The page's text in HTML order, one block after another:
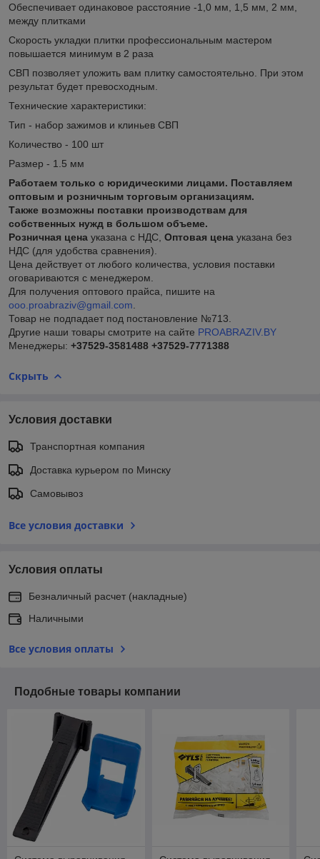
Обеспечивает одинаковое расстояние -1,0 мм, 1,5 мм, 2 мм,
между плитками
Скорость укладки плитки профессиональным мастером
повышается минимум в 2 раза
СВП позволяет уложить вам плитку самостоятельно. При этом
результат будет превосходным.
Технические характеристики:
Тип - набор зажимов и клиньев СВП
Количество - 100 шт
Размер - 1.5 мм
Работаем только с юридическими лицами. Поставляем
оптовым и розничным торговым организациям.
Также возможны поставки производствам для
собственных нужд в большом объеме.
Розничная цена указана с НДС, Оптовая цена указана без
НДС (для удобства сравнения).
Цена действует от любого количества, условия поставки
оговариваются с менеджером.
Для получения оптового прайса, пишите на
ooo.proabraziv@gmail.com
Товар не подпадает под постановление №713.
Другие наши товары смотрите на сайте PROABRAZIV.BY
Менеджеры: +37529-3581488 +37529-7771388
Скрыть
Условия доставки
Транспортная компания
Доставка курьером по Минску
Самовывоз
Все условия доставки
Условия оплаты
Безналичный расчет (накладные)
Наличными
Все условия оплаты
Подобные товары компании